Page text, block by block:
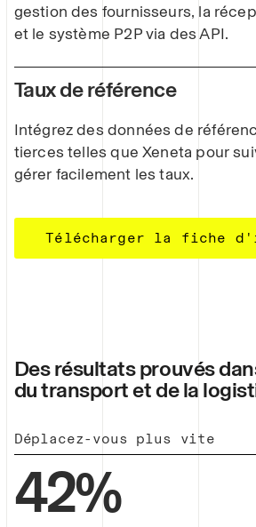
gestion des fournisseurs, la
et le système P2P via des API.
Taux de référence
Intégrez des données de
tierces telles que Xeneta pour
gérer facilement les taux.
Télécharger la fiche
Des résultats prouvés
du transport et de la
Déplacez-vous plus vite
42%